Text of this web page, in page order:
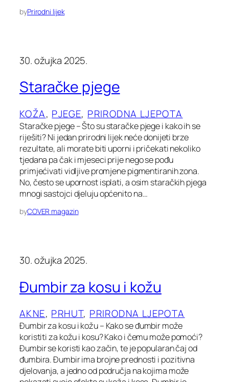
byPrirodni lijek
30. ožujka 2025.
Staračke pjege
KOŽA, PJEGE, PRIRODNA LJEPOTA
Staračke pjege – Što su staračke pjege i kako ih se
riješiti? Ni jedan prirodni lijek neće donijeti brze
rezultate, ali morate biti uporni i pričekati nekoliko
tjedana pa čak i mjeseci prije nego se pođu
primjećivati vidljive promjene pigmentiranih zona.
No, često se upornost isplati, a osim staračkih pjega
mnogi sastojci djeluju općenito na…
byCOVER magazin
30. ožujka 2025.
Đumbir za kosu i kožu
AKNE, PRHUT, PRIRODNA LJEPOTA
Đumbir za kosu i kožu – Kako se đumbir može
koristiti za kožu i kosu? Kako i čemu može pomoći?
Đumbir se koristi kao začin, te je popularan čaj od
đumbira. Đumbir ima brojne prednosti i pozitivna
djelovanja, a jedno od područja na kojima može